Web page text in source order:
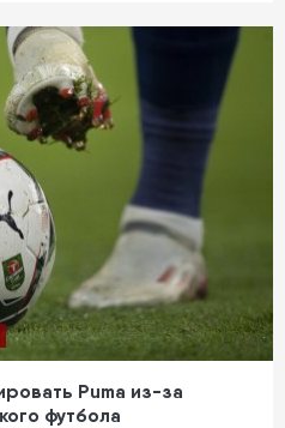
Puma из-за
футбола